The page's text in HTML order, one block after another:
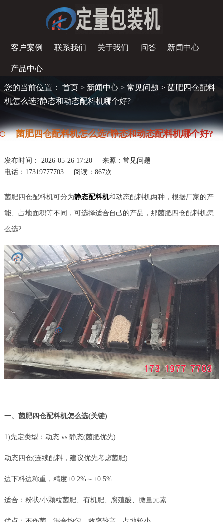
客户案例 联系我们 关于我们 问答 新闻中心
产品中心
您的当前位置： 首页> 新闻中心> 常见问题 > 菌肥四仓配料
机怎么选?静态和动态配料机哪个好?
菌肥四仓配料机怎么选?静态和动态配料机哪个好?
发布时间： 2026-05-26 17:20
来源：常见问题
电话：17319777703
阅读： 867次
菌肥四仓配料机可分为静态配料机和动态配料机两种，根据厂家的产
能、占地面积等不同，可选择适合自己的产品，那菌肥四仓配料机怎
么选?
一、菌肥四仓配料机怎么选(关键)
1)先定类型：动态 vs 静态(菌肥优先)
动态四仓(连续配料，建议优先考虑菌肥)
边下料边称重，精度±0.2%～±0.5%
适合：粉状/小颗粒菌肥、有机肥、腐殖酸、微量元素